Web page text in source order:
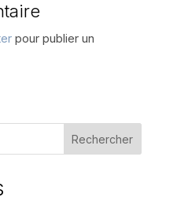
pour publier un
Rechercher